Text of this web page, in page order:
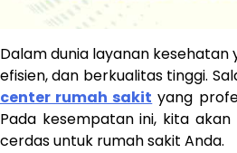
Dalam dunia layanan
efisien, dan berkualitas tinggi.
center rumah sakit yang
Pada kesempatan ini, kita
cerdas untuk rumah sakit Anda.